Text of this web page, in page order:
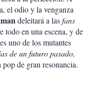
el odio y la venganza
deleitará a lasfans
todo en una escena, y de
uno de los mutantes
de un futuro pasado,
de gran resonancia.